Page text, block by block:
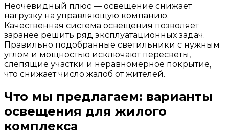
Неочевидный плюс — освещение снижает
нагрузку на управляющую компанию.
Качественная система освещения позволяет
заранее решить ряд эксплуатационных задач.
Правильно подобранные светильники с нужным
углом и мощностью исключают пересветы,
слепящие участки и неравномерное покрытие,
что снижает число жалоб от жителей.
Что мы предлагаем: варианты
освещения для жилого
комплекса